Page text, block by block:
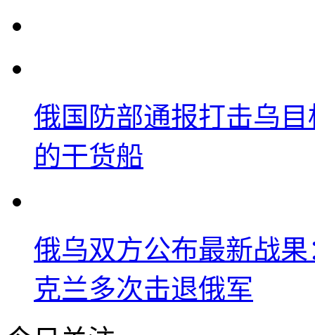
俄国防部通报打击乌
的干货船
俄乌双方公布最新战
克兰多次击退俄军